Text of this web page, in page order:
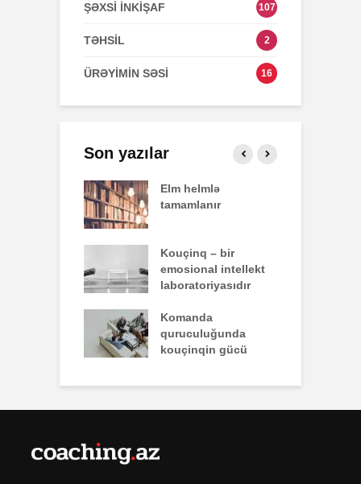
ŞƏXSİ İNKİŞAF 107
TƏHSİL 2
ÜRƏYİMİN SƏSİ 16
Son yazılar
Elm helmlə
tamamlanır
Kouçinq – bir
emosional intellekt
laboratoriyasıdır
Komanda
quruculuğunda
kouçinqin gücü